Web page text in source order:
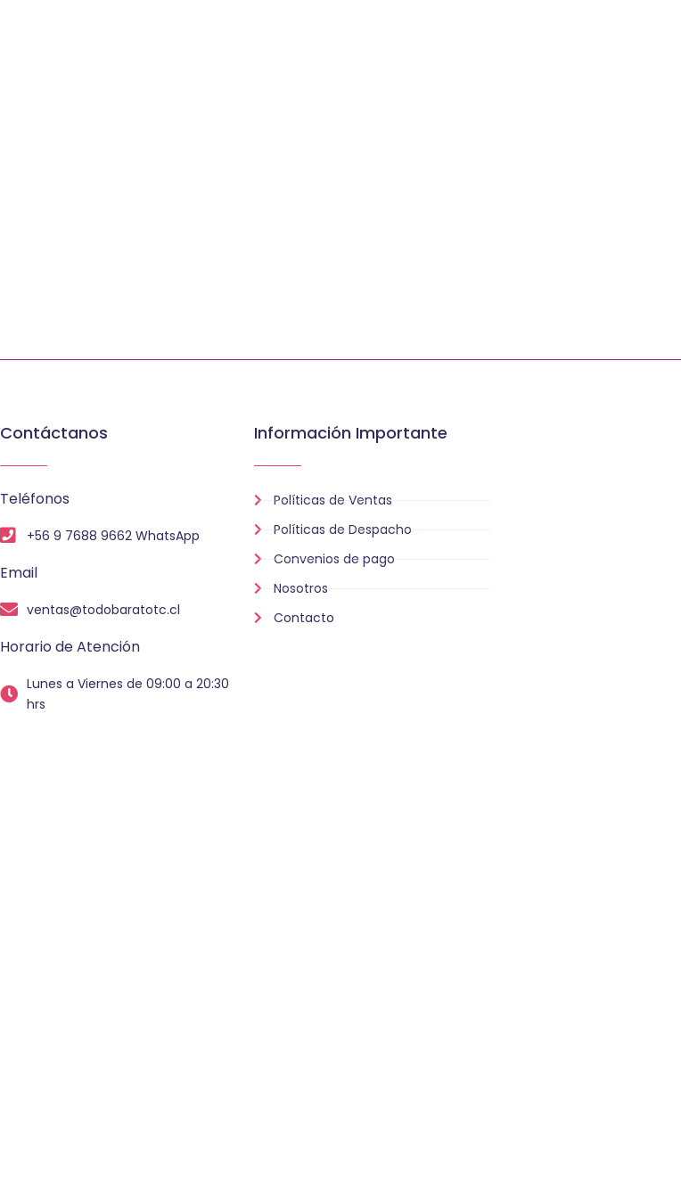
Contáctanos
Teléfonos
+56 9 7688 9662 WhatsApp
Email
ventas@todobaratotc.cl
Horario de Atención
Lunes a Viernes de 09:00 a 20:30
hrs
Información Importante
Políticas de Ventas
Políticas de Despacho
Convenios de pago
Nosotros
Contacto